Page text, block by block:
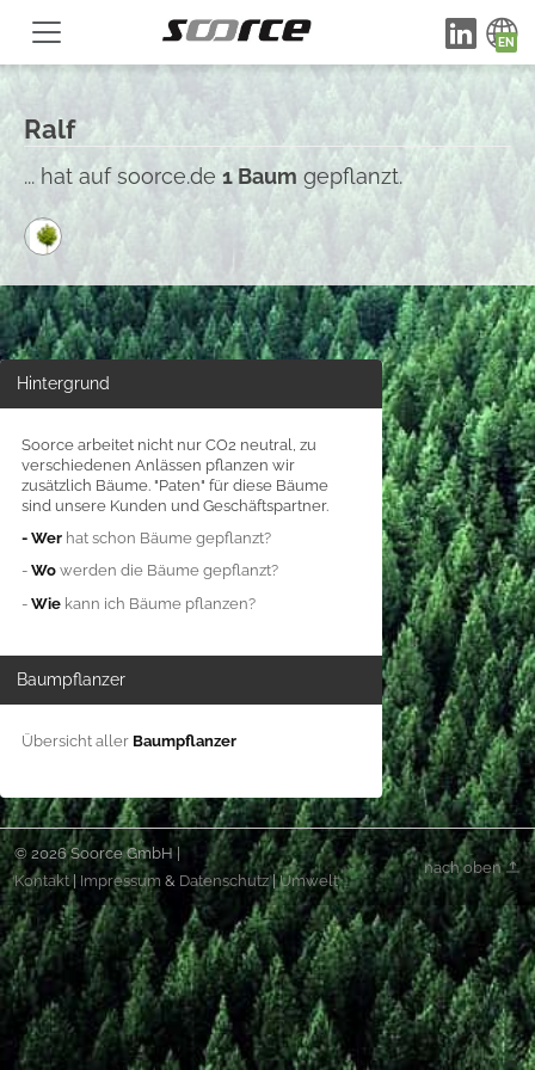
Ralf
... hat auf soorce.de 1 Baum gepflanzt.
Hintergrund
Soorce arbeitet nicht nur CO2 neutral, zu
verschiedenen Anlässen pflanzen wir
zusätzlich Bäume. "Paten" für diese Bäume
sind unsere Kunden und Geschäftspartner.
- Wer hat schon Bäume gepflanzt?
- Wo werden die Bäume gepflanzt?
- Wie kann ich Bäume pflanzen?
Baumpflanzer
Übersicht aller Baumpflanzer
© 2026 Soorce GmbH |
Kontakt| Impressum & Datenschutz|Umwelt
nach oben